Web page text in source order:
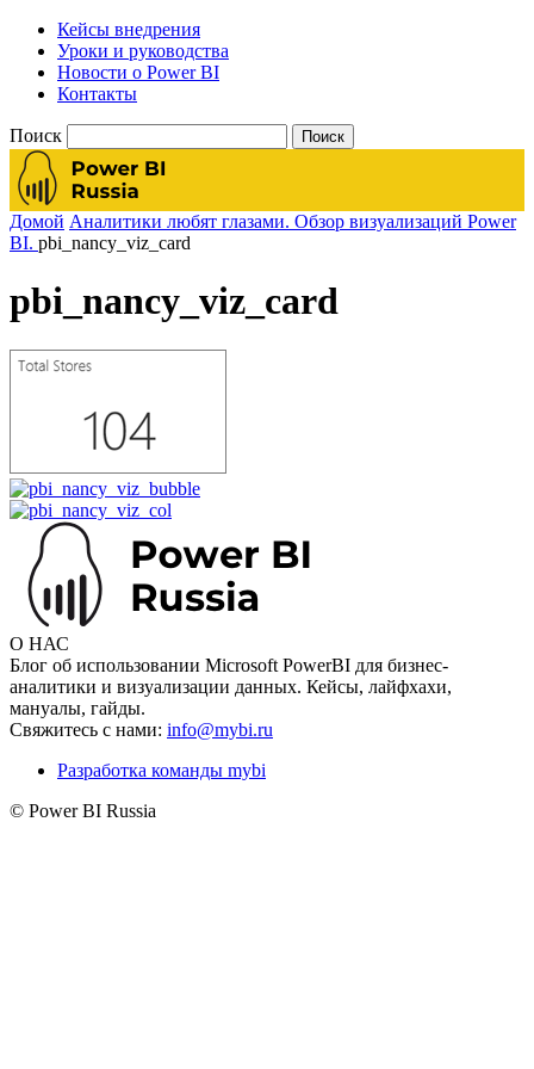
Кейсы внедрения
Уроки и руководства
Новости о Power BI
Контакты
Поиск
Домой Аналитики любят глазами. Обзор визуализаций Power
BI. pbi_nancy_viz_card
pbi_nancy_viz_card
О НАС
Блог об использовании Microsoft PowerBI для бизнес-
аналитики и визуализации данных. Кейсы, лайфхахи,
мануалы, гайды.
Свяжитесь с нами: info@mybi.ru
Разработка команды mybi
© Power BI Russia